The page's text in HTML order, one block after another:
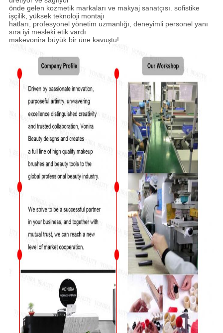
önde gelen kozmetik markaları ve makyaj sanatçısı. sofistike
işçilik, yüksek teknoloji montajı
hatları, profesyonel yönetim uzmanlığı, deneyimli personel yanı
sıra iyi mesleki etik vardı
makevonira büyük bir üne kavuştu!